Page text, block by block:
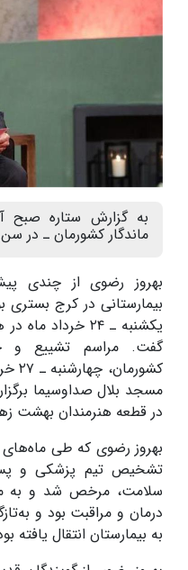
به گزارش ستاره صبح
ماندگار کشورمان ـ در سن ۷۹ سالگی درگذشت.
بهروز رضوی از چندی
یکشنبه ـ ۲۴
گفت. مراسم تشییع و
مسجد بلال صداوسیما
در قطعه هنرمندان بهشت
بهروز رضوی که طی ماه‌های
تشخیص تیم پزشکی و
سلامت، مرخص شد و به
درمان و مراقبت‌ بود و
به بیمارستان انتقال یافته